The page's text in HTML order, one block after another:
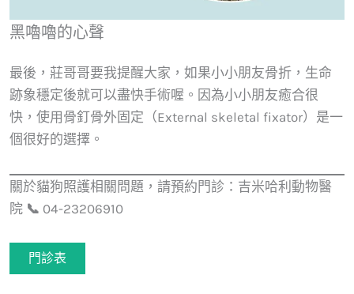
黑嚕嚕的心聲
最後，莊哥哥要我提醒大家，如果小小朋友骨折，生命
跡象穩定後就可以盡快手術喔。因為小小朋友癒合很
快，使用骨釘骨外固定（External skeletal fixator）是一
個很好的選擇。
關於貓狗照護相關問題，請預約門診：吉米哈利動物醫
院 📞 04-23206910
門診表